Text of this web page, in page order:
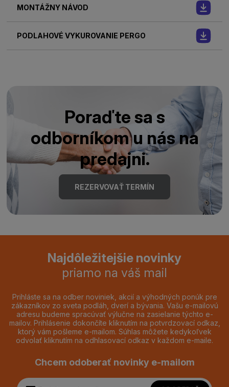
MONTÁŽNY NÁVOD
PODLAHOVÉ VYKUROVANIE PERGO
Poraďte sa s
odborníkom u nás na
predajni.
REZERVOVAŤ TERMÍN
Najdôležitejšie novinky
priamo na váš mail
Prihláste sa na odber noviniek, akcií a výhodných ponúk pre
zákazníkov zo sveta podláh, dverí a bývania. Vašu e-mailovú
adresu budeme spracúvať výlučne na zasielanie týchto e-
mailov. Prihlásenie dokončíte kliknutím na potvrdzovací odkaz,
ktorý vám pošleme e-mailom. Súhlas môžete kedykoľvek
odvolať kliknutím na odhlasovací odkaz v každom e-maile.
Chcem odoberať novinky e-mailom